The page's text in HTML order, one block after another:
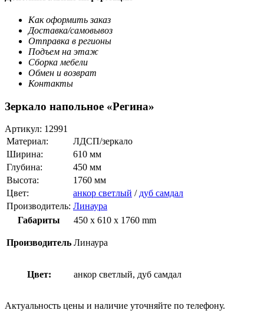
Как оформить заказ
Доставка/самовывоз
Отправка в регионы
Подъем на этаж
Сборка мебели
Обмен и возврат
Контакты
Зеркало напольное «Регина»
Артикул: 12991
Материал:
ЛДСП/зеркало
Ширина:
610 мм
Глубина:
450 мм
Высота:
1760 мм
Цвет:
анкор светлый / дуб самдал
Производитель: Линаура
Габариты
450 x 610 x 1760 mm
Производитель Линаура
Цвет: анкор светлый, дуб самдал
Актуальность цены и наличие уточняйте по телефону.